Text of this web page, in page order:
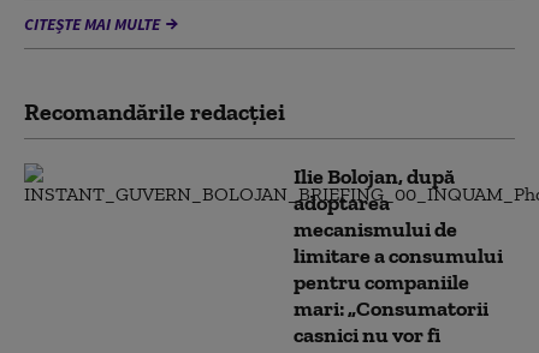
CITEȘTE MAI MULTE
Recomandările redacţiei
Ilie Bolojan, după
adoptarea
mecanismului de
limitare a consumului
pentru companiile
mari: „Consumatorii
casnici nu vor fi